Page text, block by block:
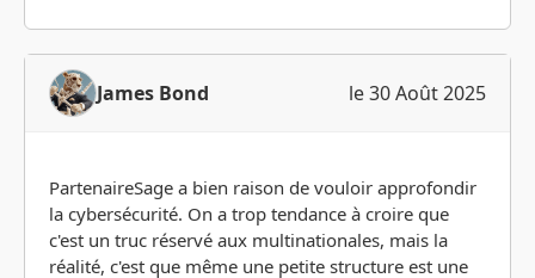
James Bond le 30 Août 2025
PartenaireSage a bien raison de vouloir approfondir
la cybersécurité. On a trop tendance à croire que
c'est un truc réservé aux multinationales, mais la
réalité, c'est que même une petite structure est une